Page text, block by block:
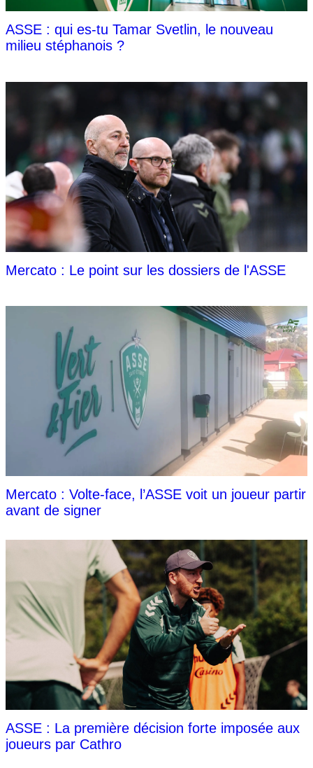
ASSE : qui es-tu Tamar Svetlin, le nouveau
milieu stéphanois ?
Mercato : Le point sur les dossiers de l'ASSE
Mercato : Volte-face, l’ASSE voit un joueur partir
avant de signer
ASSE : La première décision forte imposée aux
joueurs par Cathro